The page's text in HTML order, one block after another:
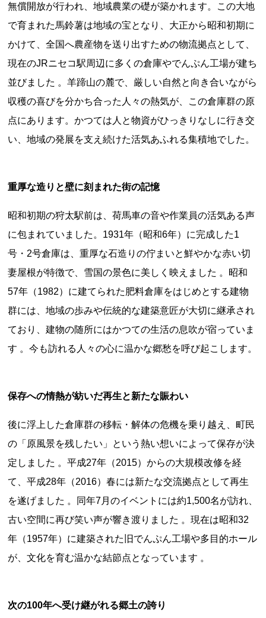
釧路市立柏木小学校 閉校
Final Access Books
二ヶ領用水 橋野高炉
全国
北海道・東北地方
北海道
青森県 岩手県 宮城県
秋田県
山形県
福島県
関東地方
茨城県
栃木県 群馬県 埼玉県
千葉県
中部地方
無償開放が行われ、地域農業の礎が築かれます。この大地
で育まれた馬鈴薯は地域の宝となり、大正から昭和初期に
かけて、全国へ農産物を送り出すための物流拠点として、
現在のJRニセコ駅周辺に多くの倉庫やでんぷん工場が建ち
並びました 。羊蹄山の麓で、厳しい自然と向き合いながら
収穫の喜びを分かち合った人々の熱気が、この倉庫群の原
点にあります。かつては人と物資がひっきりなしに行き交
い、地域の発展を支え続けた活気あふれる集積地でした。
重厚な造りと壁に刻まれた街の記憶
昭和初期の狩太駅前は、荷馬車の音や作業員の活気ある声
に包まれていました。1931年（昭和6年）に完成した1
号・2号倉庫は、重厚な石造りの佇まいと鮮やかな赤い切
妻屋根が特徴で、雪国の景色に美しく映えました 。昭和
57年（1982）に建てられた肥料倉庫をはじめとする建物
群には、地域の歩みや伝統的な建築意匠が大切に継承され
ており、建物の随所にはかつての生活の息吹が宿っていま
す 。今も訪れる人々の心に温かな郷愁を呼び起こします。
保存への情熱が紡いだ再生と新たな賑わい
後に浮上した倉庫群の移転・解体の危機を乗り越え、町民
の「原風景を残したい」という熱い想いによって保存が決
定しました 。平成27年（2015）からの大規模改修を経
て、平成28年（2016）春には新たな交流拠点として再生
を遂げました 。同年7月のイベントには約1,500名が訪れ、
古い空間に再び笑い声が響き渡りました 。現在は昭和32
年（1957年）に建築された旧でんぷん工場や多目的ホール
が、文化を育む温かな結節点となっています 。
次の100年へ受け継がれる郷土の誇り